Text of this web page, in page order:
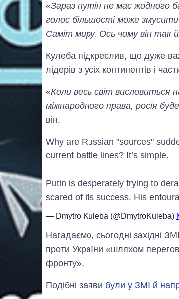
«Зараз путін не має жодного
голос більшості може
Саміт миру. Ось чому він так
Кулеба підкреслив, що дуже
лідерів з усіх континентів і
«Коли весь світ висловиться
міжнародного права, росія
він.
Why are Russian "sources"
current battle lines? It’s simple.
Putin is desperately trying to
scared of its success. His
— Dmytro Kuleba (@DmytroKuleba)
Нагадаємо, сьогодні західні
проти України «шляхом
фронту».
Подібні заяви були у ЗМІ й